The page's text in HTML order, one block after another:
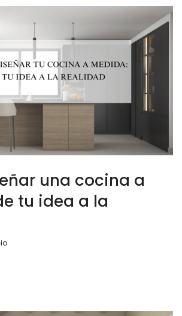
una cocina a
tu idea a la